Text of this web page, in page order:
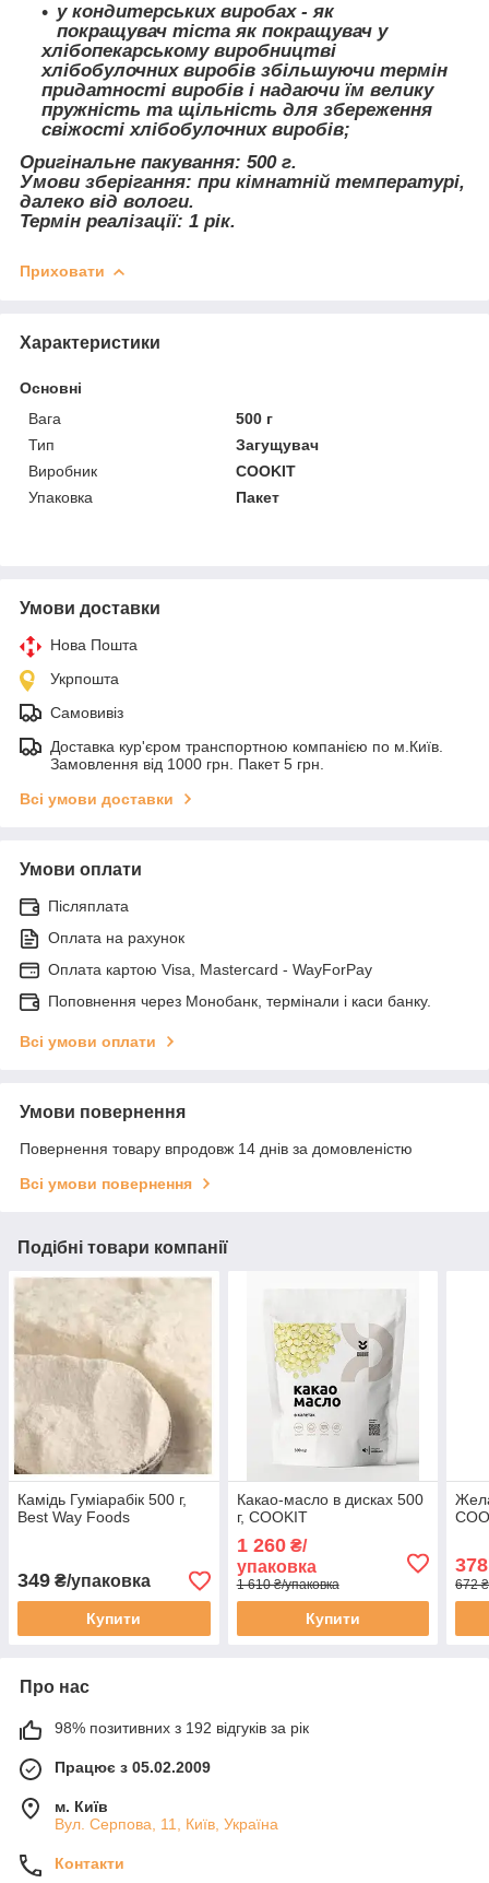
у кондитерських виробах - як
покращувач тіста як покращувач у
хлібопекарському виробництві
хлібобулочних виробів збільшуючи термін
придатності виробів і надаючи їм велику
пружність та щільність для збереження
свіжості хлібобулочних виробів;
Оригінальне пакування: 500 г.
Умови зберігання: при кімнатній температурі,
далеко від вологи.
Термін реалізації: 1 рік.
Приховати
Характеристики
Основні
Вага
500 г
Тип
Загущувач
Виробник
COOKIT
Упаковка
Пакет
Умови доставки
Нова Пошта
Укрпошта
Самовивіз
Доставка кур'єром транспортною компанією по м.Київ.
Замовлення від 1000 грн. Пакет 5 грн.
Всі умови доставки
Умови оплати
Післяплата
Оплата на рахунок
Оплата картою Visa, Mastercard - WayForPay
Поповнення через Монобанк, термінали і каси банку.
Всі умови оплати
Умови повернення
Повернення товару впродовж 14 днів за домовленістю
Всі умови повернення
Подібні товари компанії
Камідь Гуміарабік 500 г,
Best Way Foods
349 ₴/упаковка
Купити
Какао-масло в дисках 500
г, COOKIT
1 260₴/
упаковка
1 610 ₴/упаковка
Купити
378
672
Про нас
98% позитивних з 192 відгуків за рік
Працює з 05.02.2009
м. Київ
Вул. Серпова, 11, Київ, Україна
Контакти